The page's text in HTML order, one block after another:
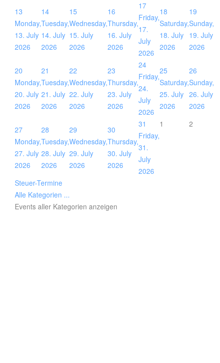
13
Monday,
13. July
2026
14
Tuesday,
14. July
2026
15
Wednesday,
15. July
2026
16
Thursday,
16. July
2026
17
Friday,
17.
July
2026
18
Saturday,
18. July
2026
19
Sunday,
19. July
2026
20
Monday,
20. July
2026
21
Tuesday,
21. July
2026
22
Wednesday,
22. July
2026
23
Thursday,
23. July
2026
24
Friday,
24.
July
2026
25
Saturday,
25. July
2026
26
Sunday,
26. July
2026
27
Monday,
27. July
2026
28
Tuesday,
28. July
2026
29
Wednesday,
29. July
2026
30
Thursday,
30. July
2026
31
Friday,
31.
July
2026
1 2
Steuer-Termine
Alle Kategorien ...
Events aller Kategorien anzeigen